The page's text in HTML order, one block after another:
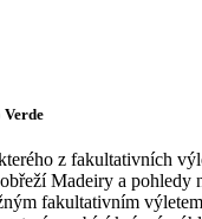
Verde
z fakultativních
Madeiry a pohledy
fakultativním